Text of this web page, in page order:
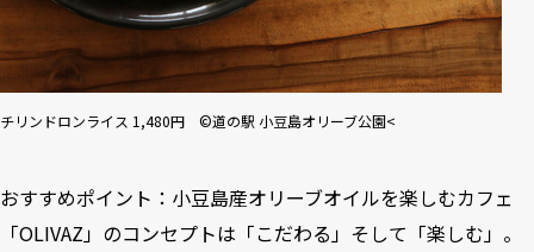
チリンドロンライス 1,480円 ©道の駅 小豆島オリーブ公園<
おすすめポイント：小豆島産オリーブオイルを楽しむカフェ
「OLIVAZ」のコンセプトは「こだわる」そして「楽しむ」。